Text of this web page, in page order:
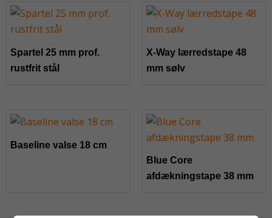
Spartel 25 mm prof.
rustfrit stål
X-Way lærredstape 48
mm sølv
Baseline valse 18 cm
Blue Core
afdækningstape 38 mm